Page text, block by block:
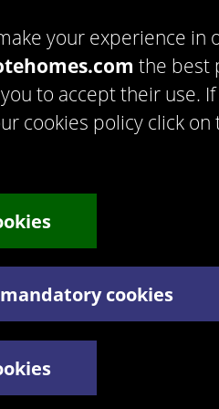
928 30 38 79
your experience in
the best
to accept their use.
cookies policy click on
cookies